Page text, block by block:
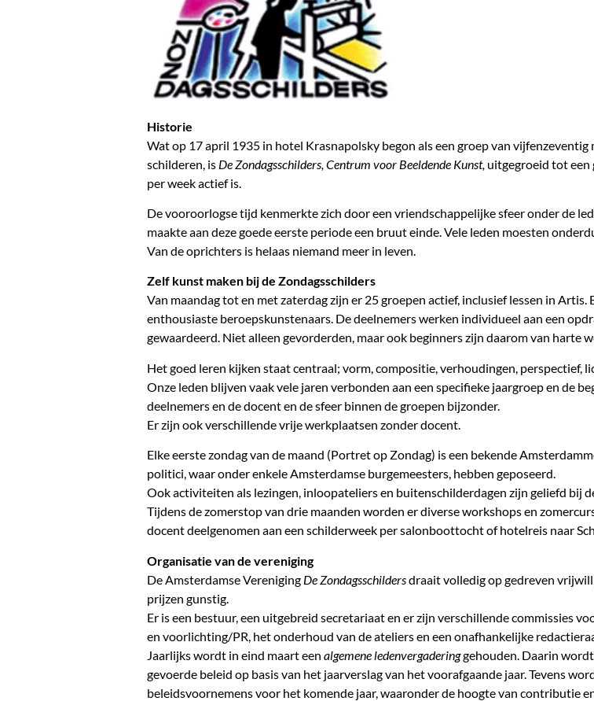
Historie
Wat op 17 april 1935 in hotel Krasnapolsky begon als een groep van
schilderen, is De Zondagsschilders, Centrum voor Beeldende Kunst, uitgegroeid tot een
per week actief is.
De vooroorlogse tijd kenmerkte zich door een vriendschappelijke sfeer onder de
maakte aan deze goede eerste periode een bruut einde. Vele leden moesten
Van de oprichters is helaas niemand meer in leven.
Zelf kunst maken bij de Zondagsschilders
Van maandag tot en met zaterdag zijn er 25 groepen actief, inclusief lessen in
enthousiaste beroepskunstenaars. De deelnemers werken individueel aan een
gewaardeerd. Niet alleen gevorderden, maar ook beginners zijn daarom van harte
Het goed leren kijken staat centraal; vorm, compositie, verhoudingen, perspectief,
Onze leden blijven vaak vele jaren verbonden aan een specifieke jaargroep en de
deelnemers en de docent en de sfeer binnen de groepen bijzonder.
Er zijn ook verschillende vrije werkplaatsen zonder docent.
Elke eerste zondag van de maand (Portret op Zondag) is een bekende
politici, waar onder enkele Amsterdamse burgemeesters, hebben geposeerd.
Ook activiteiten als lezingen, inloopateliers en buitenschilderdagen zijn geliefd bij
Tijdens de zomerstop van drie maanden worden er diverse workshops en
docent deelgenomen aan een schilderweek per salonboottocht of hotelreis naar
Organisatie van de vereniging
De Amsterdamse Vereniging De Zondagsschildersdraait volledig op gedreven
prijzen gunstig.
Er is een bestuur, een uitgebreid secretariaat en er zijn verschillende commissies
en voorlichting/PR, het onderhoud van de ateliers en een onafhankelijke
Jaarlijks wordt in eind maart een algemene ledenvergaderinggehouden. Daarin
gevoerde beleid op basis van het jaarverslag van het voorafgaande jaar. Tevens
beleidsvoornemens voor het komende jaar, waaronder de hoogte van contributie